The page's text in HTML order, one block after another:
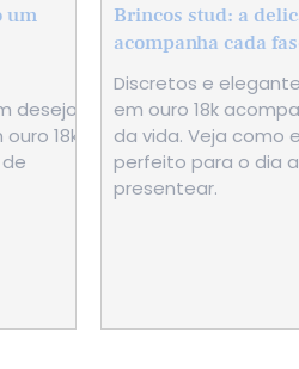
um
desejo
18k,
Brincos stud: a
acompanha cada
Discretos e
em ouro 18k
da vida. Veja como
perfeito para o dia
presentear.